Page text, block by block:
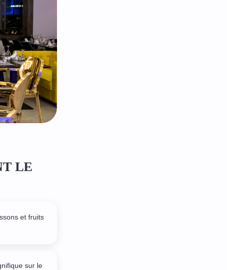
LE
et fruits
sur le